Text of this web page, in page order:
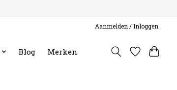
Aanmelden / Inloggen
Blog Merken